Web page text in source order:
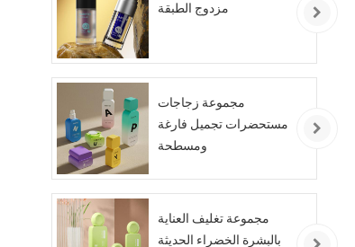
مزدوج الطبقة
مجموعة زجاجات
مستحضرات تجميل فارغة
ومسطحة
مجموعة تغليف العناية
بالبشرة الخضراء الحديثة